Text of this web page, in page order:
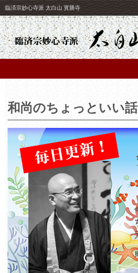
臨済宗妙心寺派 太白山 寳勝寺
和尚のちょっといい話